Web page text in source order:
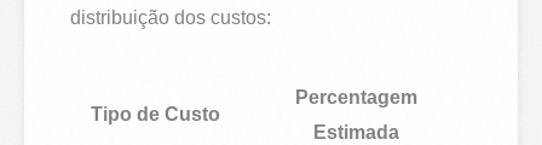
distribuição dos custos:
Tipo de Custo
Percentagem
Estimada